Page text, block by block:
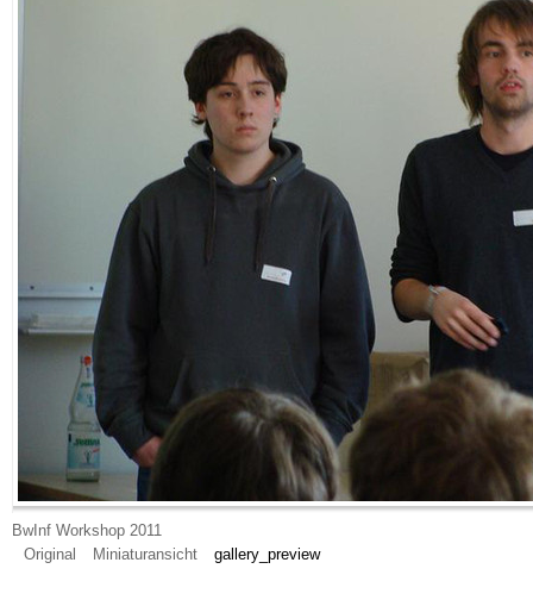
BwInf Workshop 2011
Original
Miniaturansicht gallery_preview